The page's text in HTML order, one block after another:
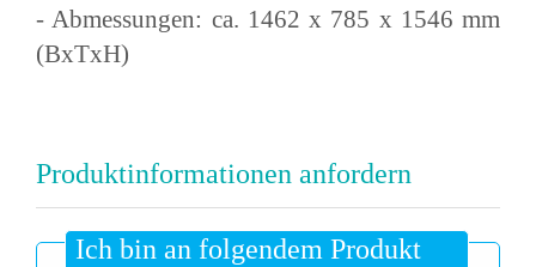
- Abmessungen: ca. 1462 x 785 x 1546 mm
(BxTxH)
Produktinformationen anfordern
Ich bin an folgendem Produkt